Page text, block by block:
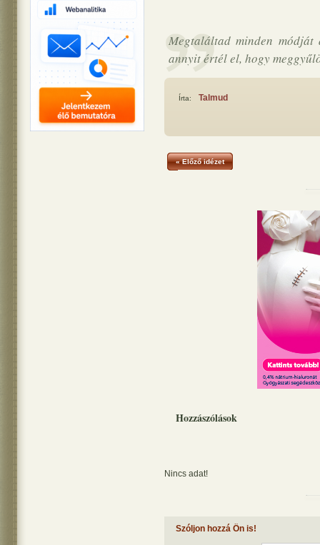
Megtaláltad minden módját
annyit értél el, hogy
Írta: Talmud
« Előző idézet
Hozzászólások
Nincs adat!
Szóljon hozzá Ön is!